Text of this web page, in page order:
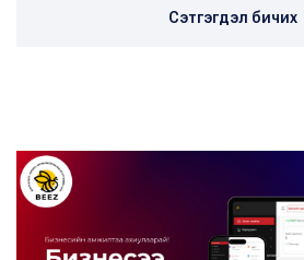
Сэтгэгдэл бичих